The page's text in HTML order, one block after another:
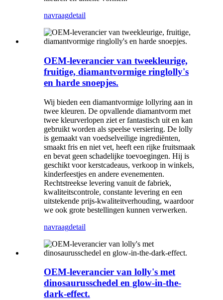
navraagdetail
OEM-leverancier van tweekleurige,
fruitige, diamantvormige ringlolly's
en harde snoepjes.
Wij bieden een diamantvormige lollyring aan in
twee kleuren. De opvallende diamantvorm met
twee kleurverlopen ziet er fantastisch uit en kan
gebruikt worden als speelse versiering. De lolly
is gemaakt van voedselveilige ingrediënten,
smaakt fris en niet vet, heeft een rijke fruitsmaak
en bevat geen schadelijke toevoegingen. Hij is
geschikt voor kerstcadeaus, verkoop in winkels,
kinderfeestjes en andere evenementen.
Rechtstreekse levering vanuit de fabriek,
kwaliteitscontrole, constante levering en een
uitstekende prijs-kwaliteitverhouding, waardoor
we ook grote bestellingen kunnen verwerken.
navraagdetail
OEM-leverancier van lolly's met
dinosaurusschedel en glow-in-the-
dark-effect.